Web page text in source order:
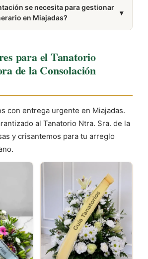
se necesita para gestionar
en Miajadas?
▾
para el Tanatorio
de la Consolación
con entrega urgente en Miajadas.
al Tanatorio Ntra. Sra. de la
y crisantemos para tu arreglo